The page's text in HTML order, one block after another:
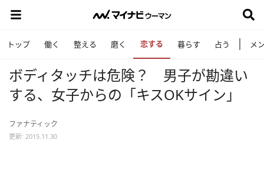
トップ 働く 整える 磨く 恋する 暮らす 占う メ
ボディタッチは危険？ 男子が勘違い
する、女子からの「キスOKサイン」
ファナティック
更新: 2015.11.30